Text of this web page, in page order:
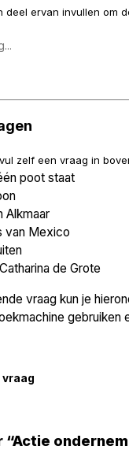
ervan invullen om
zelf een vraag in
poot staat
Alkmaar
van Mexico
de Grote
vraag kun je
gebruiken
vraag